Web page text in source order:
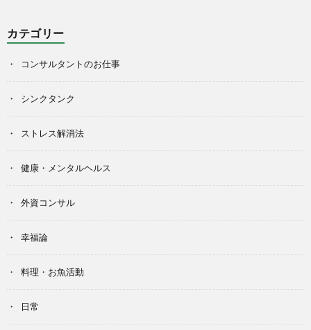
カテゴリー
コンサルタントのお仕事
シンクタンク
ストレス解消法
健康・メンタルヘルス
外資コンサル
幸福論
料理・お魚活動
日常